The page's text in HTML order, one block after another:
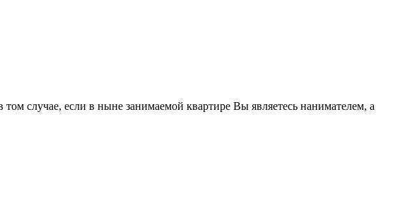
случае, если в ныне занимаемой квартире Вы являетесь нанимателем, а